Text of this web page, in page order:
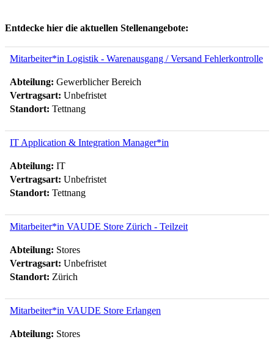
Entdecke hier die aktuellen Stellenangebote:
Mitarbeiter*in Logistik - Warenausgang / Versand Fehlerkontrolle
Abteilung: Gewerblicher Bereich
Vertragsart: Unbefristet
Standort: Tettnang
IT Application & Integration Manager*in
Abteilung: IT
Vertragsart: Unbefristet
Standort: Tettnang
Mitarbeiter*in VAUDE Store Zürich - Teilzeit
Abteilung: Stores
Vertragsart: Unbefristet
Standort: Zürich
Mitarbeiter*in VAUDE Store Erlangen
Abteilung: Stores